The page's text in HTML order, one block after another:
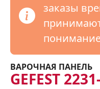
заказы
ВАРОЧНАЯ ПАНЕЛЬ
GEFEST